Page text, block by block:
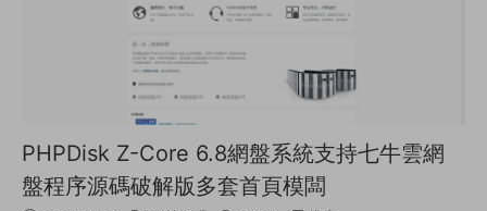
PHPDisk Z-Core 6.8網盤系統支持七牛雲網
盤程序源碼破解版多套首頁模闆